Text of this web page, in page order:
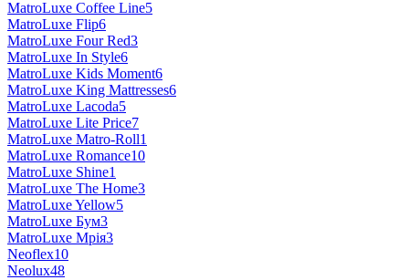
MatroLuxe Coffee Line5
MatroLuxe Flip6
MatroLuxe Four Red3
MatroLuxe In Style6
MatroLuxe Kids Moment6
MatroLuxe King Mattresses6
MatroLuxe Lacoda5
MatroLuxe Lite Price7
MatroLuxe Matro-Roll1
MatroLuxe Romance10
MatroLuxe Shine1
MatroLuxe The Home3
MatroLuxe Yellow5
MatroLuxe Бум3
MatroLuxe Мрія3
Neoflex10
Neolux48